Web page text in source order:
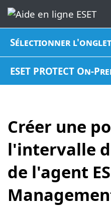
Sélectionner l'onglet
ESET PROTECT On-
Créer une
l'intervalle
de l'agent